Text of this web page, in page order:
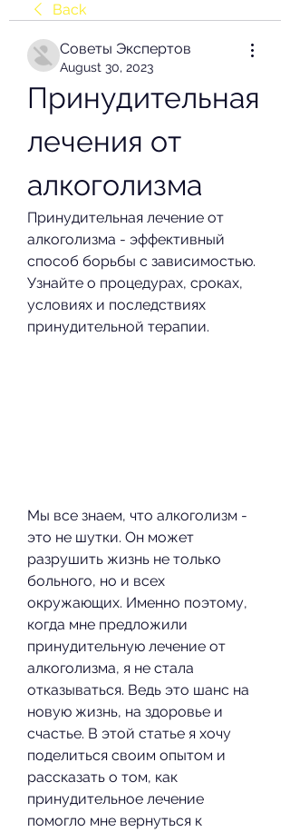
Back
Советы Экспертов
August 30, 2023
Принудительная
лечения от
алкоголизма
Принудительная лечение от
алкоголизма - эффективный
способ борьбы с зависимостью.
Узнайте о процедурах, сроках,
условиях и последствиях
принудительной терапии.
Мы все знаем, что алкоголизм -
это не шутки. Он может
разрушить жизнь не только
больного, но и всех
окружающих. Именно поэтому,
когда мне предложили
принудительную лечение от
алкоголизма, я не стала
отказываться. Ведь это шанс на
новую жизнь, на здоровье и
счастье. В этой статье я хочу
поделиться своим опытом и
рассказать о том, как
принудительное лечение
помогло мне вернуться к